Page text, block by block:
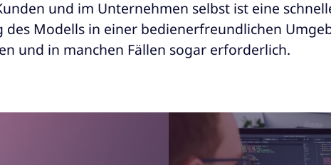
und im Unternehmen selbst ist eine
des Modells in einer bedienerfreundlichen
und in manchen Fällen sogar erforderlich.